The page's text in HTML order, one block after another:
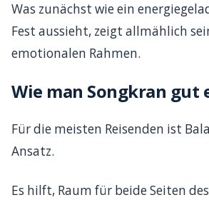
Was zunächst wie ein
Fest aussieht, zeigt allmählich
emotionalen Rahmen.
Wie man Songkran gut
Für die meisten Reisenden ist
Ansatz.
Es hilft, Raum für beide Seiten